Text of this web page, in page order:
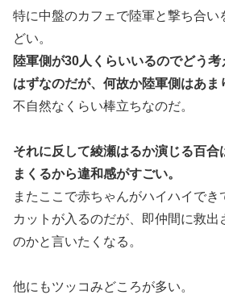
特に中盤のカフェで陸軍と撃ち合い
どい。
陸軍側が30人くらいいるのでどう
はずなのだが、何故か陸軍側はあま
不自然なくらい棒立ちなのだ。
それに反して綾瀬はるか演じる百合
まくるから違和感がすごい。
またここで赤ちゃんがハイハイでき
カットが入るのだが、即仲間に救出
のかと言いたくなる。
他にもツッコみどころが多い。